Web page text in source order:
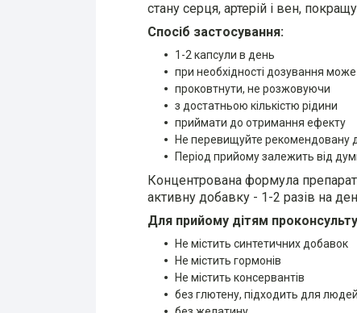
стану серця, артерій і вен,
Спосіб застосування:
1-2 капсули в день
при необхідності дозування може
проковтнути, не розжовуючи
з достатньою кількістю рідини
приймати до отримання ефекту
Не перевищуйте рекомендовану
Період прийому залежить від
Концентрована формула
активну добавку - 1-2 разів на
Для прийому дітям
Не містить синтетичних добавок
Не містить гормонів
Не містить консервантів
без глютену, підходить для